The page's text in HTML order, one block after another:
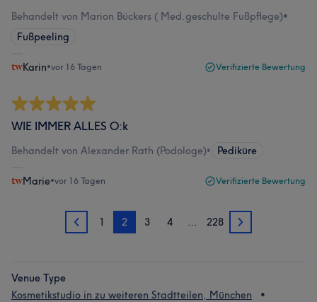
Behandelt von Marion Bückers ( Med.geschulte Fußpflege)•
Fußpeeling
Karin•vor 16 Tagen Verifizierte Bewertung
WIE IMMER ALLES O:k
Behandelt von Alexander Rath (Podologe)• Pediküre
Marie•vor 16 Tagen Verifizierte Bewertung
1 1 2 3 4 … 228 3
Venue Type
Kosmetikstudio in zu weiteren Stadtteilen, München